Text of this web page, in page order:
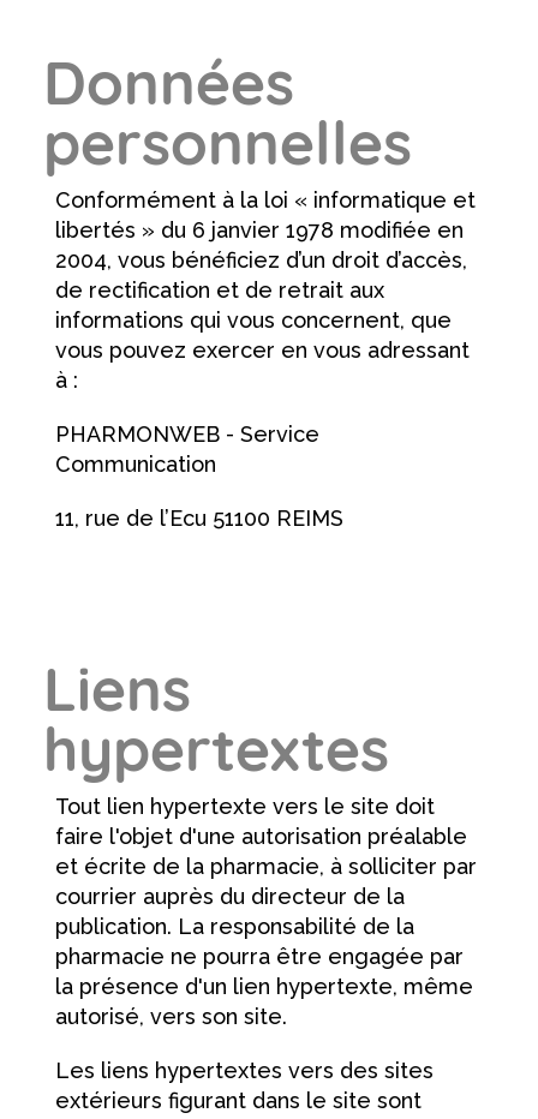
Données
personnelles
Conformément à la loi « informatique et
libertés » du 6 janvier 1978 modifiée en
2004, vous bénéficiez d’un droit d’accès,
de rectification et de retrait aux
informations qui vous concernent, que
vous pouvez exercer en vous adressant
à :
PHARMONWEB - Service
Communication
11, rue de l’Ecu 51100 REIMS
Liens
hypertextes
Tout lien hypertexte vers le site doit
faire l'objet d'une autorisation préalable
et écrite de la pharmacie, à solliciter par
courrier auprès du directeur de la
publication. La responsabilité de la
pharmacie ne pourra être engagée par
la présence d'un lien hypertexte, même
autorisé, vers son site.
Les liens hypertextes vers des sites
extérieurs figurant dans le site sont